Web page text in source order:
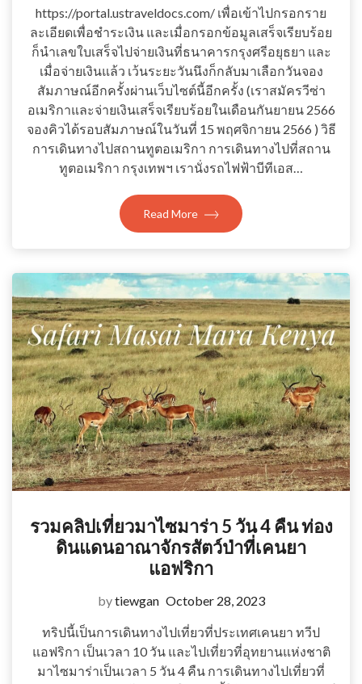
https://portal.ustraveldocs.com/ เพื่อเข้าไปกรอกราย
ละเอียดเพื่อชำระเงิน และเมื่อกรอกข้อมูลเสร็จเรียบร้อย
ก็นำเลขใบเสร็จไปจ่ายเงินที่ธนาคารกรุงศรีอยุธยา และ
เมื่อจ่ายเงินแล้ว เว้นระยะวันนึงก็กลับมาเลือกวันจอง
สัมภาษณ์อีกครั้งผ่านเว็บไซต์นี้อีกครั้ง (เราสมัครวีซ่า
อเมริกาและจ่ายเงินเสร็จเรียบร้อยในเดือนกันยายน 2566
จองคิวได้รอบสัมภาษณ์ในวันที่ 15 พฤศจิกายน 2566 ) วิธี
การเดินทางไปสถานทูตอเมริกา การเดินทางไปที่สถาน
ทูตอเมริกา กรุงเทพฯ เรานั่งรถไฟฟ้าบีทีเอส…
Read More
รวมคลิปเที่ยวมาไซมาร่า 5 วัน 4 คืน ท่อง
ดินแดนอาณาจักรสัตว์ป่าที่เคนยา
แอฟริกา
bytiewgan October 28, 2023
ทริปนี้เป็นการเดินทางไปเที่ยวที่ประเทศเคนยา ทวีป
แอฟริกา เป็นเวลา 10 วัน และไปเที่ยวที่อุทยานแห่งชาติ
มาไซมาร่าเป็นเวลา 5 วัน 4 คืน การเดินทางไปเที่ยวที่